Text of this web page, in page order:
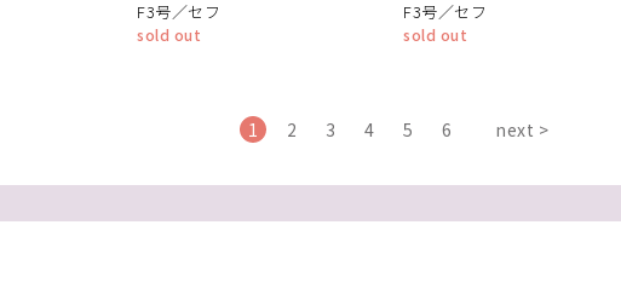
F3号／セフ
sold out
F3号／セフ
sold out
1 2 3 4 5 6 next >